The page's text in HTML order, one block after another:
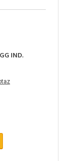
IND.